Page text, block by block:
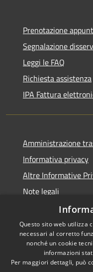
Prenotazione
Segnalazione
Leggi le FAQ
Richiesta assistenza
IPA Fattura
Amministrazione
Informativa privacy
Altre Informative
Note legali
Dichiarazione di
RSS
Questo sito web utilizza
necessari al corretto
nonché un cookie
informazioni
Per maggiori dettagli, può